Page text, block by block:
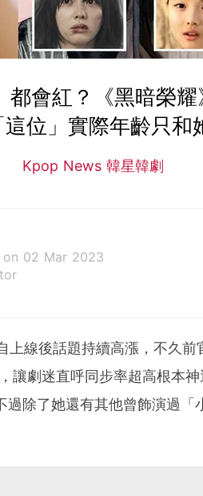
都會紅？《黑暗榮
位」實際年齡只和
Kpop News 韓星韓劇
on 02 Mar 2023
上線後話題持續高漲，不久前
讓劇迷直呼同步率超高根本
過除了她還有其他曾飾演過「